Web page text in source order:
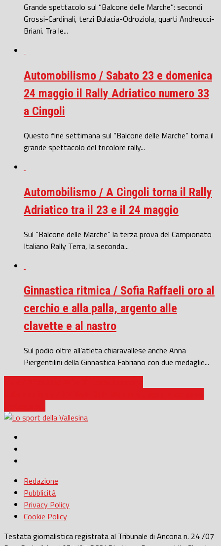
Grande spettacolo sul “Balcone delle Marche”: secondi
Grossi-Cardinali, terzi Bulacia-Odroziola, quarti Andreucci-
Briani. Tra le...
Automobilismo / Sabato 23 e domenica
24 maggio il Rally Adriatico numero 33
a Cingoli
Questo fine settimana sul “Balcone delle Marche” torna il
grande spettacolo del tricolore rally...
Automobilismo / A Cingoli torna il Rally
Adriatico tra il 23 e il 24 maggio
Sul “Balcone delle Marche” la terza prova del Campionato
Italiano Rally Terra, la seconda...
Ginnastica ritmica / Sofia Raffaeli oro al
cerchio e alla palla, argento alle
clavette e al nastro
Sul podio oltre all’atleta chiaravallese anche Anna
Piergentilini della Ginnastica Fabriano con due medaglie...
Redazione
Pubblicità
Privacy Policy
Cookie Policy
Testata giornalistica registrata al Tribunale di Ancona n. 24 /07